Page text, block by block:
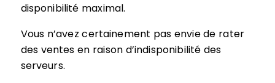
disponibilité maximal.
Vous n’avez certainement pas envie de rater
des ventes en raison d’indisponibilité des
serveurs.